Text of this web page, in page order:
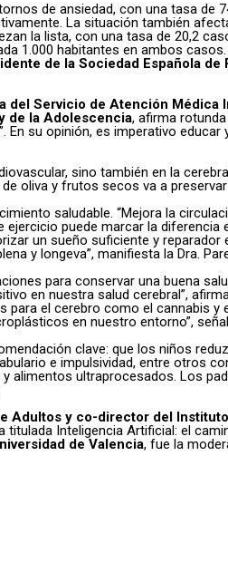
de ansiedad, con una tasa
La situación también
la lista, con una tasa de 20,2
1.000 habitantes en ambos
de la Sociedad Española
del Servicio de Atención
de la Adolescencia, afirma
su opinión, es imperativo
sino también en la
oliva y frutos secos va a
saludable. “Mejora la
puede marcar la
un sueño suficiente y
y longeva”, manifiesta la Dra.
para conservar una buena
en nuestra salud cerebral”,
el cerebro como el cannabis y
en nuestro entorno”,
clave: que los niños
e impulsividad, entre otros
alimentos ultraprocesados. Los
Adultos y co-director del
Inteligencia Artificial: el
de Valencia, fue la